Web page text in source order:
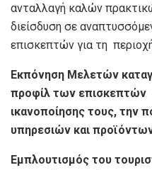
ανταλλαγή καλών
διείσδυση σε
επισκεπτών για τη
Εκπόνηση Μελετών
προφίλ των επισκεπτών
ικανοποίησης τους, την
υπηρεσιών και
Εμπλουτισμός του